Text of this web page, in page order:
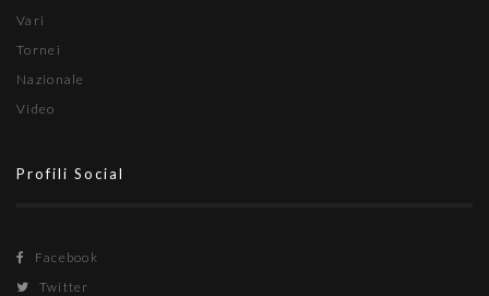
Vari
Tornei
Nazionale
Video
Profili Social
Facebook
Twitter